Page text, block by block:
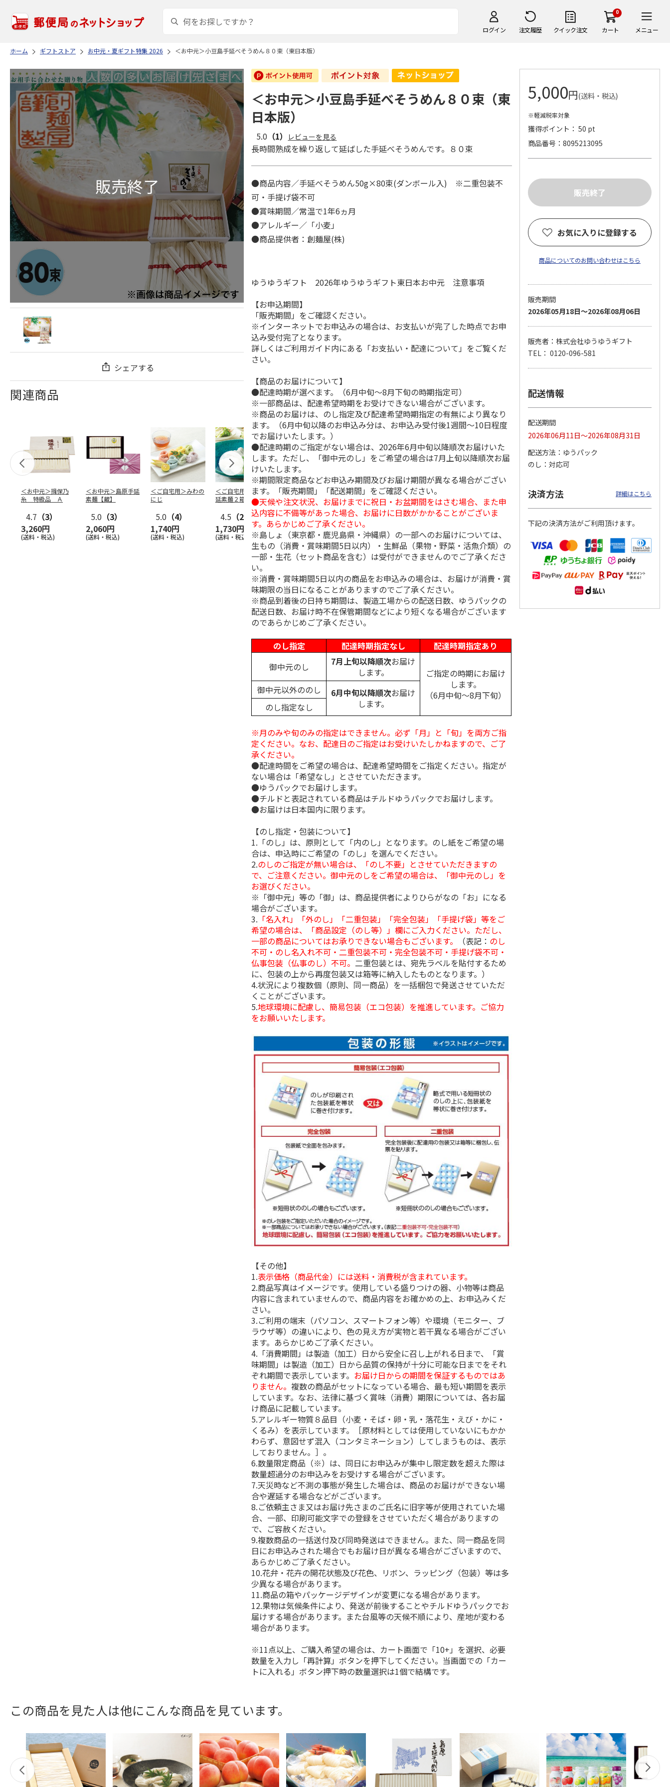
ログイン 注文履歴 クイック注文
0
カート メニュー
ホーム ギフトストア お中元・夏ギフト特集 2026 ＜お中元＞小豆島手延べそうめん８０束（東日本版）
シェアする
関連商品
＜お中元＞揖保乃
糸 特級品 Ａ
4.7 （3）
3,260円
(送料・税込)
＜お中元＞島原手延
素麺【蔵】
5.0 （3）
2,060円
(送料・税込)
＜ご自宅用＞みわの
にじ
5.0 （4）
1,740円
(送料・税込)
＜ご自宅用＞島原手
延素麺２箱・黒ごま
4.5 （2）
1,730円
(送料・税込)
＜お中元＞島原手延
素麺３ｋｇ【古（ひ
ね）】
5.0（2）
3,980円
(送料・税込)
＜お中元＞お徳用
「国産小麦」小豆島
手延べ素麺
5.0 （1）
2,700円
(送料・税込)
＜ご自宅用＞島原手
延素麺２ｋｇ【古
（ひね）】
4.5（2）
2,940円
(送料・税込)
国産熟成 おいしい
三輪そうめん 光射
す
5.0（1）
(送料・税込)
＜お中元＞三輪素
麺 誉 Ｂ
2,950円
三輪素麺 正倉院文
様パッケージ細麺
白髭
4,200円
(送料・税込)
＜お中元＞小豆島手延べそうめん８０束（東
日本版）
5.0 （1） レビューを見る
長時間熟成を繰り返して延ばした手延べそうめんです。８０束
●商品内容／手延べそうめん50g×80束(ダンボール入) ※二重包装不
可・手提げ袋不可
●賞味期間／常温で1年6ヵ月
●アレルギー／「小麦」
●商品提供者：創麺屋(株)
ゆうゆうギフト 2026年ゆうゆうギフト東日本お中元 注意事項
【お申込期間】
「販売期間」をご確認ください。
※インターネットでお申込みの場合は、お支払いが完了した時点でお申
込み受付完了となります。
詳しくはご利用ガイド内にある「お支払い・配達について」をご覧くだ
さい。
【商品のお届けについて】
●配達時期が選べます。（6月中旬～8月下旬の時期指定可）
※一部商品は、配達希望時期をお受けできない場合がございます。
※商品のお届けは、のし指定及び配達希望時期指定の有無により異なり
ます。（6月中旬以降のお申込み分は、お申込み受付後1週間～10日程度
でお届けいたします。）
●配達時期のご指定がない場合は、2026年6月中旬以降順次お届けいた
します。ただし、「御中元のし」をご希望の場合は7月上旬以降順次お届
けいたします。
※期間限定商品などお申込み期間及びお届け期間が異なる場合がござい
ます。「販売期間」「配送期間」をご確認ください。
●天候や注文状況、お届けまでに祝日・お盆期間をはさむ場合、また申
込内容に不備等があった場合、お届けに日数がかかることがございま
す。あらかじめご了承ください。
※島しょ（東京都・鹿児島県・沖縄県）の一部へのお届けについては、
生もの（消費・賞味期間5日以内）・生鮮品（果物・野菜・活魚介類）の
一部・生花（セット商品を含む）は受付ができませんのでご了承くださ
い。
※消費・賞味期間5日以内の商品をお申込みの場合は、お届けが消費・賞
味期限の当日になることがありますのでご了承ください。
※商品到着後の日持ち期間は、製造工場からの配送日数、ゆうパックの
配送日数、お届け時不在保管期間などにより短くなる場合がございます
のであらかじめご了承ください。
のし指定
配達時期指定なし
配達時期指定あり
御中元のし
7月上旬以降順次お届け
します。
ご指定の時期にお届け
します。
（6月中旬～8月下旬）
御中元以外ののし 6月中旬以降順次お届け
します。
のし指定なし
※月のみや旬のみの指定はできません。必ず「月」と「旬」を両方ご指
定ください。なお、配達日のご指定はお受けいたしかねますので、ご了
承ください。
●配達時間をご希望の場合は、配達希望時間をご指定ください。指定が
ない場合は「希望なし」とさせていただきます。
●ゆうパックでお届けします。
●チルドと表記されている商品はチルドゆうパックでお届けします。
●お届けは日本国内に限ります。
【のし指定・包装について】
1.「のし」は、原則として「内のし」となります。のし紙をご希望の場
合は、申込時にご希望の「のし」を選んでください。
2.のしのご指定が無い場合は、「のし不要」とさせていただきますの
で、ご注意ください。御中元のしをご希望の場合は、「御中元のし」を
お選びください。
※「御中元」等の「御」は、商品提供者によりひらがなの「お」になる
場合がございます。
3. 「名入れ」「外のし」「二重包装」「完全包装」「手提げ袋」等をご
希望の場合は、「商品設定（のし等）」欄にご入力ください。ただし、
一部の商品についてはお承りできない場合もございます。
（表記： のし
不可・のし名入れ不可・二重包装不可・完全包装不可・手提げ袋不可・
仏事包装（仏事のし）不可。 二重包装とは、宛先ラベルを貼付するため
に、包装の上から再度包装又は箱等に納入したものとなります。）
4.状況により複数個（原則、同一商品）を一括梱包で発送させていただ
くことがございます。
5.地球環境に配慮し、簡易包装（エコ包装）を推進しています。ご協力
をお願いいたします。
【その他】
1.表示価格（商品代金）には送料・消費税が含まれています。
2.商品写真はイメージです。使用している盛りつけの器、小物等は商品
内容に含まれていませんので、商品内容をお確かめの上、お申込みくだ
さい。
3.ご利用の端末（パソコン、スマートフォン等）や環境（モニター、ブ
ラウザ等）の違いにより、色の見え方が実物と若干異なる場合がござい
ます。あらかじめご了承ください。
4.「消費期間」は製造（加工）日から安全に召し上がれる日まで、「賞
味期間」は製造（加工）日から品質の保持が十分に可能な日までをそれ
ぞれ期間で表示しています。 お届け日からの期間を保証するものではあ
りません。複数の商品がセットになっている場合、最も短い期間を表示
しています。なお、法律に基づく賞味（消費）期限については、各お届
け商品に記載しています。
5.アレルギー物質８品目（小麦・そば・卵・乳・落花生・えび・かに・
くるみ）を表示しています。［原材料としては使用していないにもかか
わらず、意図せず混入（コンタミネーション）してしまうものは、表示
しておりません。］。
6.数量限定商品（※）は、同日にお申込みが集中し限定数を超えた際は
数量超過分のお申込みをお受けする場合がございます。
7.天災時など不測の事態が発生した場合は、商品のお届けができない場
合や遅延する場合などがございます。
8.ご依頼主さま又はお届け先さまのご氏名に旧字等が使用されていた場
合、一部、印刷可能文字での登録をさせていただく場合がありますの
で、ご容赦ください。
9.複数商品の一括送付及び同時発送はできません。また、同一商品を同
日にお申込みされた場合でもお届け日が異なる場合がございますので、
あらかじめご了承ください。
10.花弁・花卉の開花状態及び花色、リボン、ラッピング（包装）等は多
少異なる場合があります。
11.商品の箱やパッケージデザインが変更になる場合があります。
12.果物は気候条件により、発送が前後することやチルドゆうパックでお
届けする場合があります。また台風等の天候不順により、産地が変わる
場合があります。
※11点以上、ご購入希望の場合は、カート画面で「10+」を選択、必要
数量を入力し「再計算」ボタンを押下してください。当画面での「カー
トに入れる」ボタン押下時の数量選択は1個で結構です。
5,000円(送料・税込)
※軽減税率対象
獲得ポイント： 50 pt
商品番号
8095213095
お気に入りに登録する
商品についてのお問い合わせはこちら
販売期間
2026年05月18日～2026年08月06日
販売者：株式会社ゆうゆうギフト
TEL： 0120-096-581
配送情報
配送期間
2026年06月11日～2026年08月31日
配送方法
ゆうパック
のし
対応可
決済方法 詳細はこちら
下記の決済方法がご利用頂けます。
この商品を見た人は他にこんな商品を見ています。